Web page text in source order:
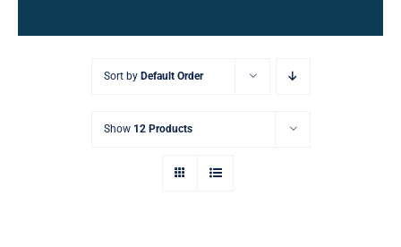
Sort by Default Order
Show 12 Products